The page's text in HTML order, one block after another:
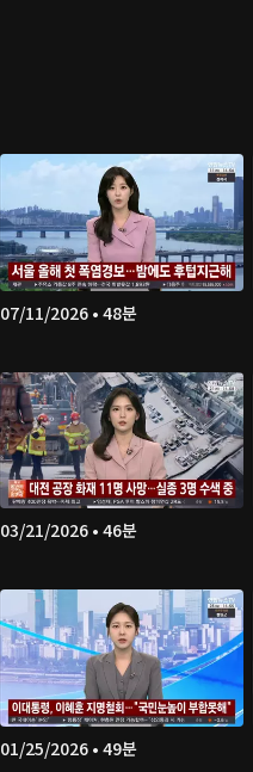
07/11/2026 • 48분
03/21/2026 • 46분
01/25/2026 • 49분